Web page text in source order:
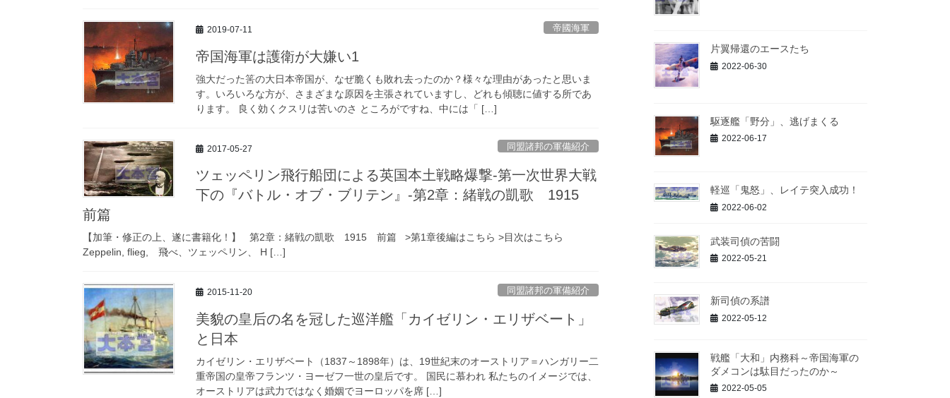
2019-07-11 帝國海軍
帝国海軍は護衛が大嫌い1
強大だった筈の大日本帝国が、なぜ脆くも敗れ去ったのか？様々な理由があったと思いま
す。いろいろな方が、さまざまな原因を主張されていますし、どれも傾聴に値する所であ
ります。 良く効くクスリは苦いのさ ところがですね、中には「 […]
2017-05-27 同盟諸邦の軍備紹介
ツェッペリン飛行船団による英国本土戦略爆撃-第一次世界大戦
下の『バトル・オブ・ブリテン』-第2章：緒戦の凱歌 1915
前篇
【加筆・修正の上、遂に書籍化！】 第2章：緒戦の凱歌 1915 前篇 >第1章後編はこちら >目次はこちら
Zeppelin, flieg, 飛べ、ツェッペリン、 H […]
2015-11-20 同盟諸邦の軍備紹介
美貌の皇后の名を冠した巡洋艦「カイゼリン・エリザベート」
と日本
カイゼリン・エリザベート（1837～1898年）は、19世紀末のオーストリア＝ハンガリー二
重帝国の皇帝フランツ・ヨーゼフ一世の皇后です。 国民に慕われ 私たちのイメージでは、
オーストリアは武力ではなく婚姻でヨーロッパを席 […]
片翼帰還のエースたち
2022-06-30
駆逐艦「野分」、逃げまくる
2022-06-17
軽巡「鬼怒」、レイテ突入成功！
2022-06-02
武装司偵の苦闘
2022-05-21
新司偵の系譜
2022-05-12
戦艦「大和」内務科～帝国海軍の
ダメコンは駄目だったのか～
2022-05-05